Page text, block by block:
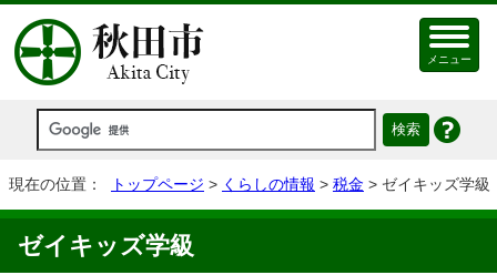
メニュー
現在の位置： トップページ > くらしの情報 > 税金 > ゼイキッズ学級
ゼイキッズ学級